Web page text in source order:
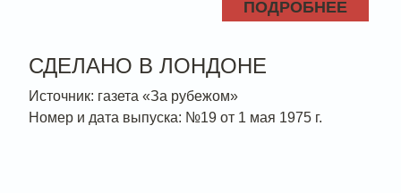
ПОДРОБНЕЕ
СДЕЛАНО В ЛОНДОНЕ
Источник: газета «За рубежом»
Номер и дата выпуска: №19 от 1 мая 1975 г.